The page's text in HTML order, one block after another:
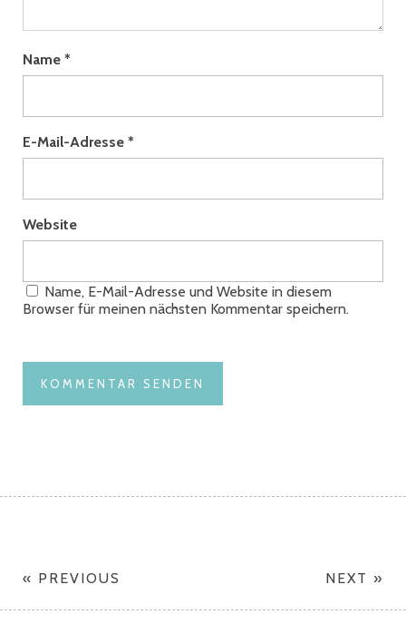
Name *
E-Mail-Adresse *
Website
Name, E-Mail-Adresse und Website in diesem
Browser für meinen nächsten Kommentar speichern.
« PREVIOUS NEXT »